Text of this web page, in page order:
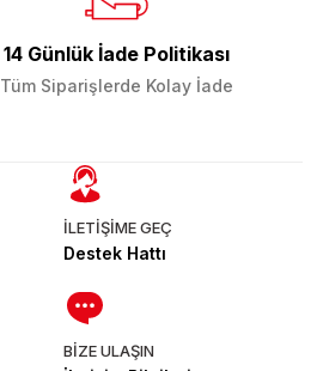
14 Günlük İade Politikası
Tüm Siparişlerde Kolay İade
İLETİŞİME GEÇ
Destek Hattı
BİZE ULAŞIN